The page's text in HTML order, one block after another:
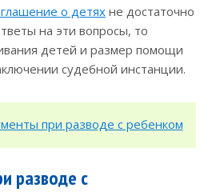
о детяхне достаточно
на эти вопросы, то
детей и размер помощи
судебной инстанции.
при разводе с ребенком
разводе с